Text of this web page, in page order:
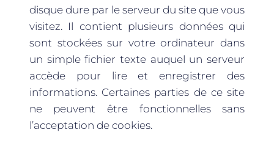
disque dure par le serveur du site que vous
visitez. Il contient plusieurs données qui
sont stockées sur votre ordinateur dans
un simple fichier texte auquel un serveur
accède pour lire et enregistrer des
informations. Certaines parties de ce site
ne peuvent être fonctionnelles sans
l’acceptation de cookies.